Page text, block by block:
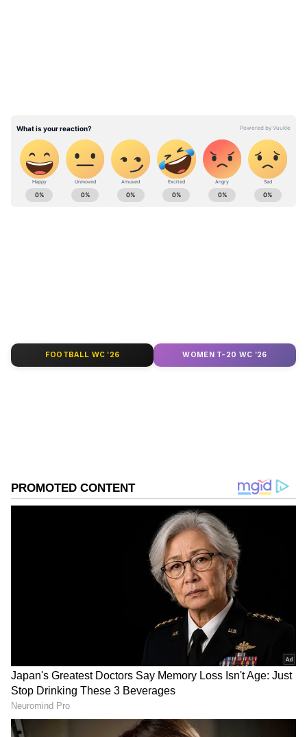
ராக்கெட்டுகளிலேயே இந்த ராக்கெட்
மிகப்பெரியதாகும். இந்த ராக்கெட் 43.5
மீட்டர் நீளம் கொண்டது, ஏறக்குறைய 8டன்
ABOUT THE AUTHOR
FOOTBALL WC '26 WOMEN T-20 WC '26